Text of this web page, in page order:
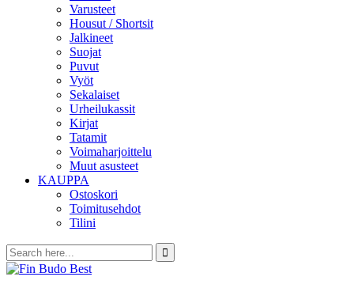
Varusteet
Housut / Shortsit
Jalkineet
Suojat
Puvut
Vyöt
Sekalaiset
Urheilukassit
Kirjat
Tatamit
Voimaharjoittelu
Muut asusteet
KAUPPA
Ostoskori
Toimitusehdot
Tilini